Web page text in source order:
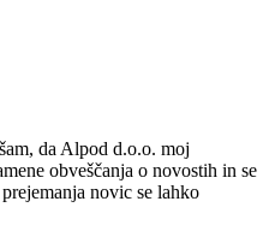
da Alpod d.o.o. moj
obveščanja o novostih in se
novic se lahko